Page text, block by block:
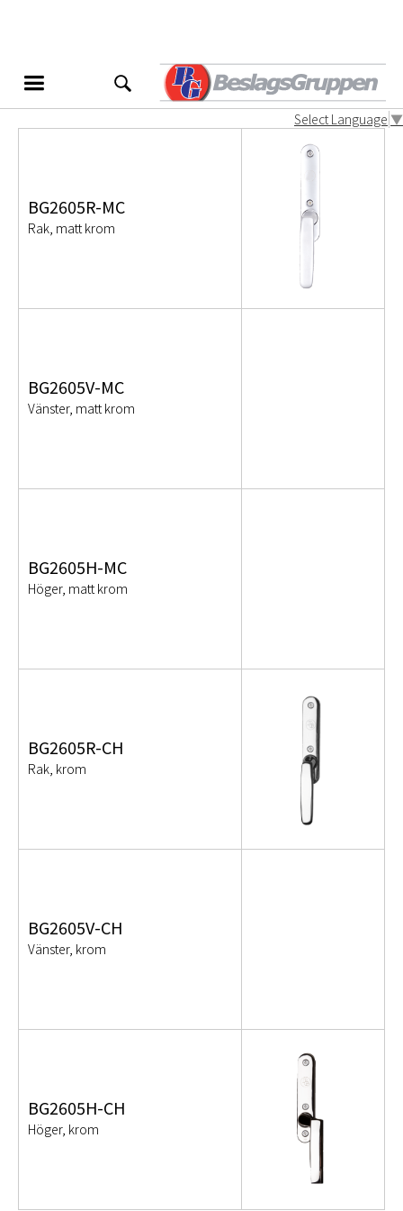
Select Language ▼
Produktvarianter
BG2605R-MC
Rak, matt krom
BG2605V-MC
Vänster, matt krom
BG2605H-MC
Höger, matt krom
BG2605R-CH
Rak, krom
BG2605V-CH
Vänster, krom
BG2605H-CH
Höger, krom